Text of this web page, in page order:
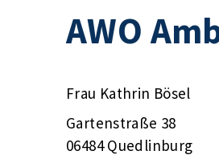
AWO
Frau Kathrin Bösel
Gartenstraße 38
06484 Quedlinburg